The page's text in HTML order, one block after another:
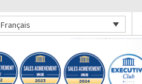
Français